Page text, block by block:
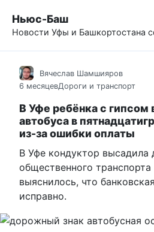
контенту
Ньюс-Баш
Новости Уфы и Башкортостана
Вячеслав Шамшияров
6 месяцевДороги и транспорт
В Уфе ребёнка с гипсом
автобуса в
из-за ошибки оплаты
В Уфе кондуктор высадила
общественного
выяснилось, что
исправно.